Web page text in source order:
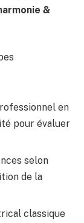
&
en
pour évaluer
selon
de la
classique